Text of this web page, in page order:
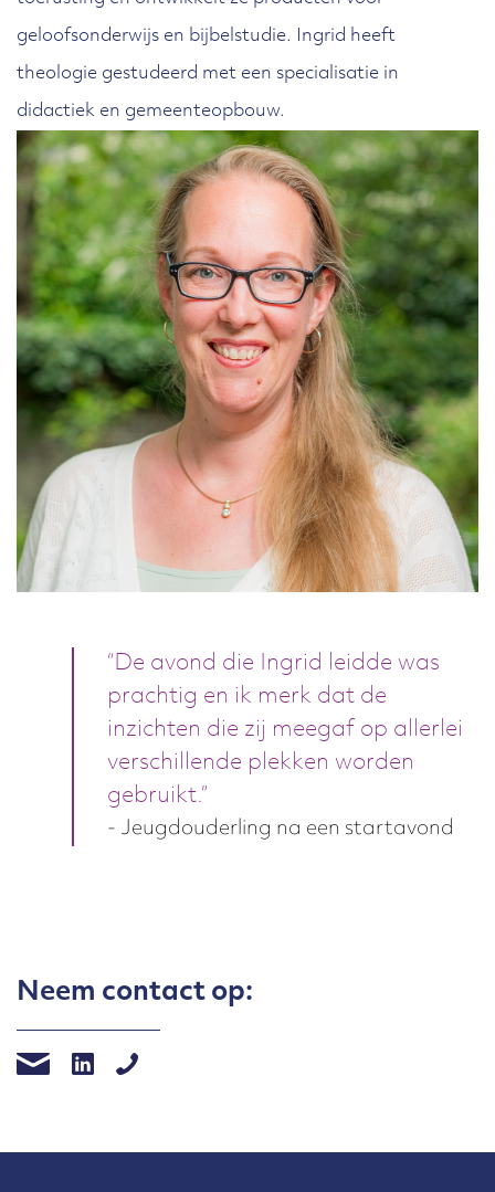
geloofsonderwijs en bijbelstudie. Ingrid heeft
theologie gestudeerd met een specialisatie in
didactiek en gemeenteopbouw.
“De avond die Ingrid leidde was
prachtig en ik merk dat de
inzichten die zij meegaf op allerlei
verschillende plekken worden
gebruikt.”
- Jeugdouderling na een startavond
Neem contact op: